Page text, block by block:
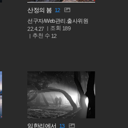
산정의 봄 12
선구자/Web관리.출사위원
22.4.27
조회 189
추천 수 12
임한리에서
13